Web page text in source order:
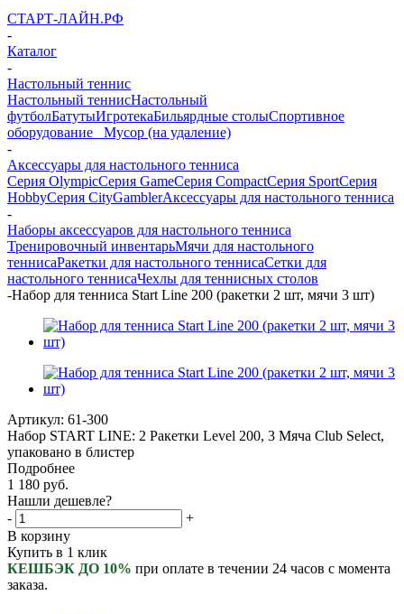
СТАРТ-ЛАЙН.РФ
-
Каталог
-
Настольный теннис
Настольный теннисНастольный
футболБатутыИгротекаБильярдные столыСпортивное
оборудование _ Мусор (на удаление)
-
Аксессуары для настольного тенниса
Серия OlympicСерия GameСерия CompactСерия SportСерия
HobbyСерия CityGamblerАксессуары для настольного тенниса
-
Наборы аксессуаров для настольного тенниса
Тренировочный инвентарьМячи для настольного
теннисаРакетки для настольного теннисаСетки для
настольного теннисаЧехлы для теннисных столов
-Набор для тенниса Start Line 200 (ракетки 2 шт, мячи 3 шт)
Артикул: 61-300
Набор START LINE: 2 Ракетки Level 200, 3 Мяча Club Select,
упаковано в блистер
Подробнее
1 180 руб.
Нашли дешевле?
-
+
В корзину
Купить в 1 клик
КЕШБЭК ДО 10% при оплате в течении 24 часов с момента
заказа.